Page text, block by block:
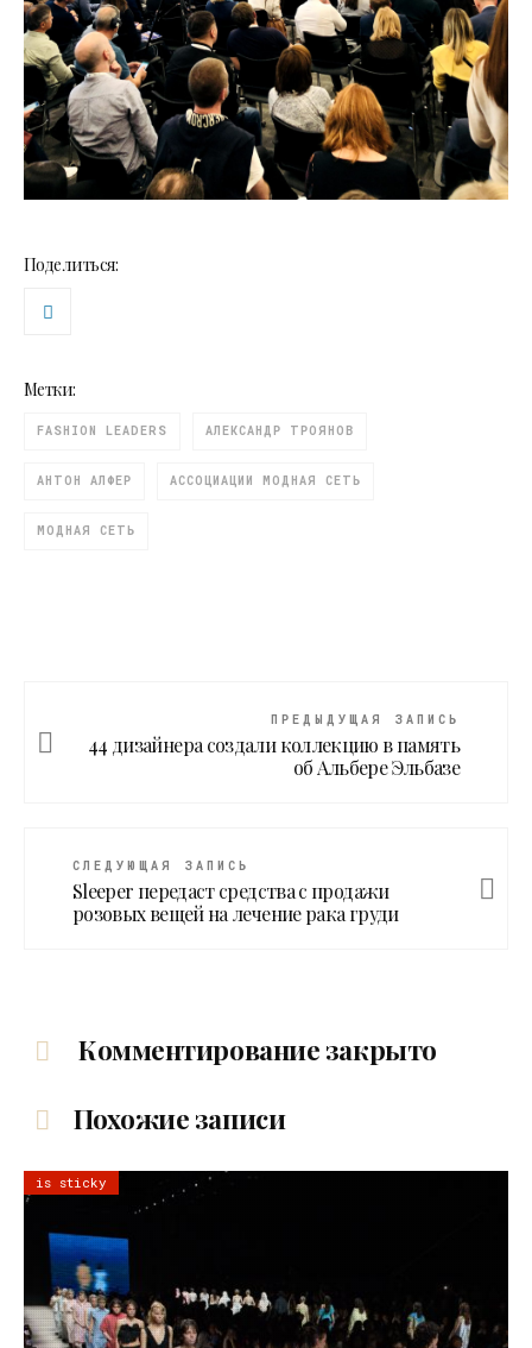
Поделиться:
Метки:
FASHION LEADERS АЛЕКСАНДР ТРОЯНОВ
АНТОН АЛФЕР АССОЦИАЦИИ МОДНАЯ СЕТЬ
МОДНАЯ СЕТЬ
ПРЕДЫДУЩАЯ ЗАПИСЬ
44 дизайнера создали коллекцию в память
об Альбере Эльбазе
СЛЕДУЮЩАЯ ЗАПИСЬ
Sleeper передаст средства с продажи
розовых вещей на лечение рака груди
Комментирование закрыто
Похожие записи
is sticky